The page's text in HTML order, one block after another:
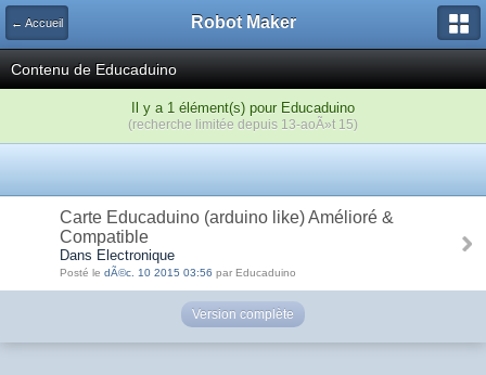
← Accueil Robot Maker
Contenu de Educaduino
Il y a 1 élément(s) pour Educaduino
(recherche limitée depuis 13-aoÃ»t 15)
Carte Educaduino (arduino like) Amélioré &
Compatible
Dans Electronique
Posté le dÃ©c. 10 2015 03:56 par Educaduino
Version complète